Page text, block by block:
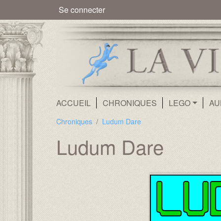
Menu du compte de l'utilisateur
Se connecter
Navigation principale
ACCUEIL CHRONIQUES LEGO
Chroniques Ludum Dare
Ludum Dare
Texte :
Image :